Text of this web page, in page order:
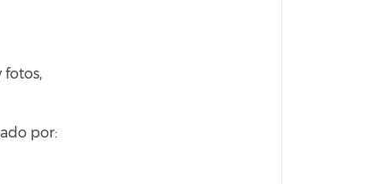
fotos,
por: